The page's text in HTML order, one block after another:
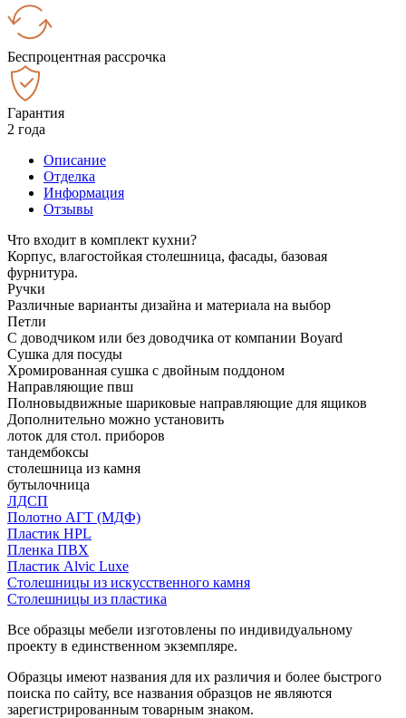
Беспроцентная рассрочка
Гарантия
2 года
Описание
Отделка
Информация
Отзывы
Что входит в комплект кухни?
Корпус, влагостойкая столешница, фасады, базовая
фурнитура.
Ручки
Различные варианты дизайна и материала на выбор
Петли
С доводчиком или без доводчика от компании Boyard
Сушка для посуды
Хромированная сушка с двойным поддоном
Направляющие пвш
Полновыдвижные шариковые направляющие для ящиков
Дополнительно можно установить
лоток для стол. приборов
тандембоксы
столешница из камня
бутылочница
ЛДСП
Полотно АГТ (МДФ)
Пластик HPL
Пленка ПВХ
Пластик Alvic Luxe
Столешницы из искусственного камня
Столешницы из пластика
Все образцы мебели изготовлены по индивидуальному
проекту в единственном экземпляре.
Образцы имеют названия для их различия и более быстрого
поиска по сайту, все названия образцов не являются
зарегистрированным товарным знаком.